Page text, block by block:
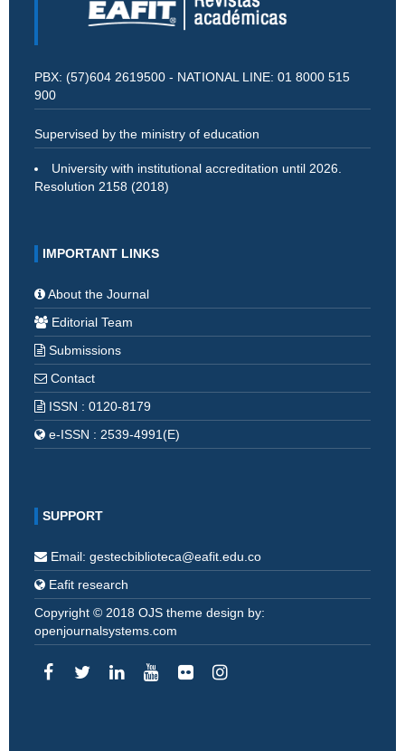
PBX: (57)604 2619500 - NATIONAL LINE: 01 8000 515
900
Supervised by the ministry of education
University with institutional accreditation until 2026.
Resolution 2158 (2018)
IMPORTANT LINKS
About the Journal
Editorial Team
Submissions
Contact
ISSN : 0120-8179
e-ISSN : 2539-4991(E)
SUPPORT
Email: gestecbiblioteca@eafit.edu.co
Eafit research
Copyright © 2018 OJS theme design by:
openjournalsystems.com